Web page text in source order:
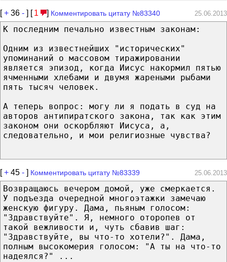
[+ 36 - ] [ 1 ] Комментировать цитату №83340 25.06.2013
К последним печально известным законам:
Одним из известнейших "исторических"
упоминаний о массовом тиражировании
является эпизод, когда Иисус накормил пятью
ячменными хлебами и двумя жареными рыбами
пять тысяч человек.
А теперь вопрос: могу ли я подать в суд на
авторов антипиратского закона, так как этим
законом они оскорбляют Иисуса, а,
следовательно, и мои религиозные чувства?
[+ 45 - ] Комментировать цитату №83339 25.06.2013
Возвращаюсь вечером домой, уже смеркается.
У подъезда очередной многоэтажки замечаю
женскую фигуру. Дама, пьяным голосом:
"Здравствуйте". Я, немного оторопев от
такой вежливости и, чуть сбавив шаг:
"Здравствуйте, вы что-то хотели?". Дама,
полным высокомерия голосом: "А ты на что-то
надеялся?" ...